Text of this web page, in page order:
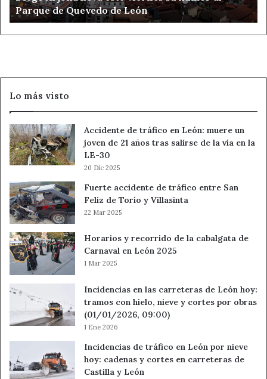
de
Quevedo
de
Parque de Quevedo de León
Lo más visto
Accidente de tráfico en León: muere un
joven de 21 años tras salirse de la vía en la
LE-30
20 Dic 2025
Fuerte accidente de tráfico entre San
Feliz de Torío y Villasinta
22 Mar 2025
Horarios y recorrido de la cabalgata de
Carnaval en León 2025
1 Mar 2025
Incidencias en las carreteras de León hoy:
tramos con hielo, nieve y cortes por obras
(01/01/2026, 09:00)
1 Ene 2026
Incidencias de tráfico en León por nieve
hoy: cadenas y cortes en carreteras de
Castilla y León